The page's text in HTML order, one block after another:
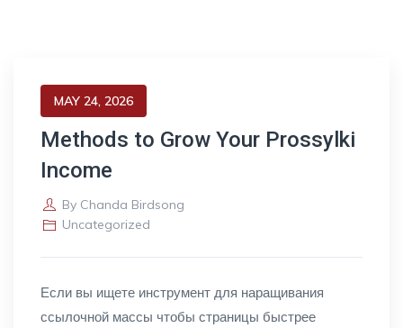
MAY 24, 2026
Methods to Grow Your Prossylki
Income
By Chanda Birdsong
Uncategorized
Если вы ищете инструмент для наращивания
ссылочной массы чтобы страницы быстрее